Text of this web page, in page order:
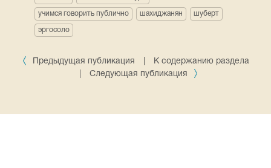
учимся говорить публично шахиджанян шуберт
эргосоло
Предыдущая публикация
К содержанию раздела
Следующая публикация